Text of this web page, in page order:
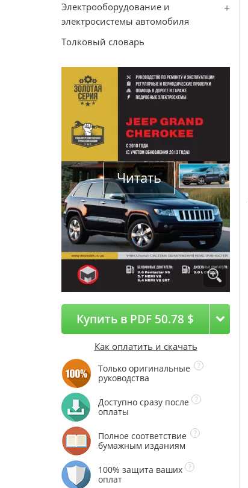
Электрооборудование и
электросистемы автомобиля
Толковый словарь
Читать
Купить в PDF 50.78 $
Как оплатить и скачать
Только оригинальные
руководства
Доступно сразу после
оплаты
Полное соответствие
бумажным изданиям
100% защита ваших
оплат